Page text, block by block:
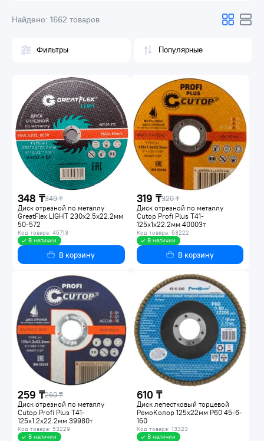
Найдено: 1662 товаров
Фильтры
348 ₸349 ₸
Диск отрезной по металлу
GreatFlex LIGHT 230х2.5х22.2мм
50-572
Код товара: 45713
В наличии
В корзину
319 ₸320 ₸
Диск отрезной по металлу
Cutop Profi Plus Т41-
125х1х22.2мм 40003т
Код товара: 53222
В наличии
В корзину
259 ₸260 ₸
Диск отрезной по металлу
Cutop Profi Plus Т41-
125х1.2х22.2мм 39980т
Код товара: 53229
В наличии
610 ₸
Диск лепестковый торцевой
РемоКолор 125x22мм P60 45-6-
160
Код товара: 13323
В наличии